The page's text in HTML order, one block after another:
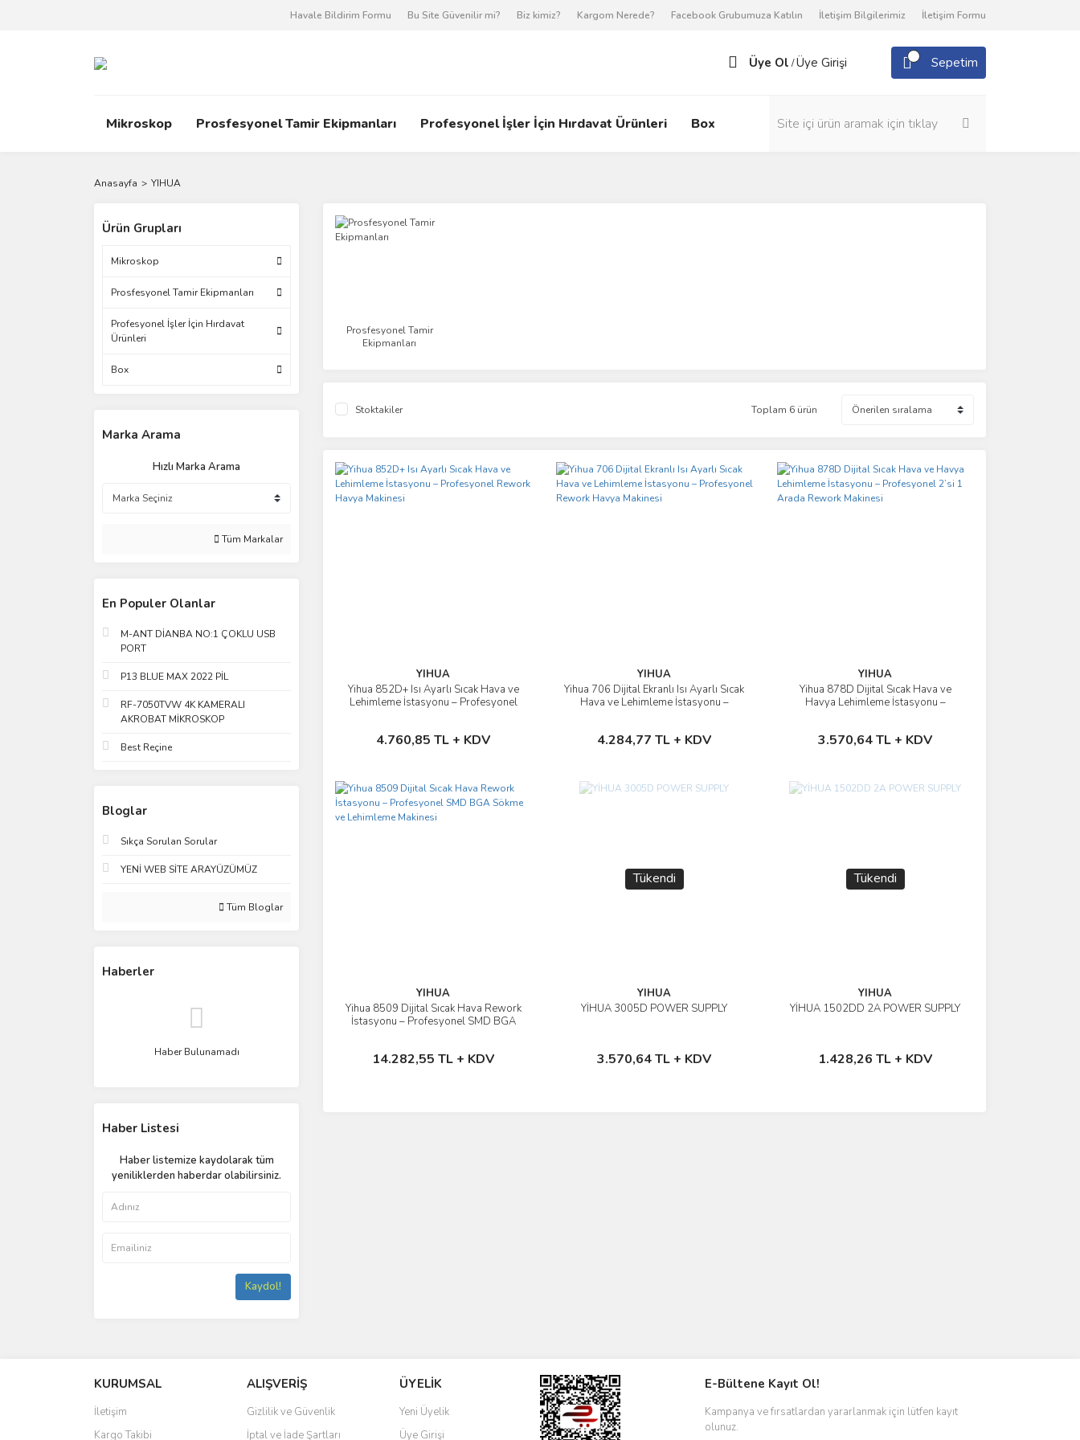
Havale Bildirim Formu Bu Site Güvenilir mi? Biz kimiz? Kargom Nerede? Facebook Grubumuza Katılın İletişim Bilgilerimiz İletişim Formu
Üye Ol /Üye Girişi Sepetim
Mikroskop Prosfesyonel Tamir Ekipmanları Profesyonel İşler İçin Hırdavat Ürünleri Box
Anasayfa YIHUA
Ürün Grupları
Mikroskop
Prosfesyonel Tamir Ekipmanları
Profesyonel İşler İçin Hırdavat
Ürünleri
Box
Marka Arama
Hızlı Marka Arama
Tüm Markalar
En Populer Olanlar
M-ANT DİANBA NO:1 ÇOKLU USB
PORT
P13 BLUE MAX 2022 PİL
RF-7050TVW 4K KAMERALI
AKROBAT MİKROSKOP
Best Reçine
Bloglar
Sıkça Sorulan Sorular
YENİ WEB SİTE ARAYÜZÜMÜZ
Tüm Bloglar
Haberler
Haber Bulunamadı
Haber Listesi
Haber listemize kaydolarak tüm
yeniliklerden haberdar olabilirsiniz.
Kaydol!
Prosfesyonel Tamir
Ekipmanları
Stoktakiler Toplam 6 ürün
YIHUA
Yihua 852D+ Isı Ayarlı Sıcak Hava ve
Lehimleme İstasyonu – Profesyonel
4.760,85 TL + KDV
İncele
Sepete Ekle
YIHUA
Yihua 706 Dijital Ekranlı Isı Ayarlı Sıcak
Hava ve Lehimleme İstasyonu –
4.284,77 TL + KDV
İncele
Sepete Ekle
YIHUA
Yihua 878D Dijital Sıcak Hava ve
Havya Lehimleme İstasyonu –
3.570,64 TL + KDV
İncele
Sepete Ekle
YIHUA
Yihua 8509 Dijital Sıcak Hava Rework
İstasyonu – Profesyonel SMD BGA
14.282,55 TL + KDV
İncele
Sepete Ekle
Tükendi
YIHUA
YİHUA 3005D POWER SUPPLY
3.570,64 TL + KDV
İncele
Stokta Yok
Tükendi
YIHUA
YİHUA 1502DD 2A POWER SUPPLY
1.428,26 TL + KDV
İncele
Stokta Yok
KURUMSAL
İletişim
Kargo Takibi
ALIŞVERİŞ
Gizlilik ve Güvenlik
İptal ve İade Şartları
ÜYELİK
Yeni Üyelik
Üye Girişi
E-Bültene Kayıt Ol!
Kampanya ve fırsatlardan yararlanmak için lütfen kayıt
olunuz.